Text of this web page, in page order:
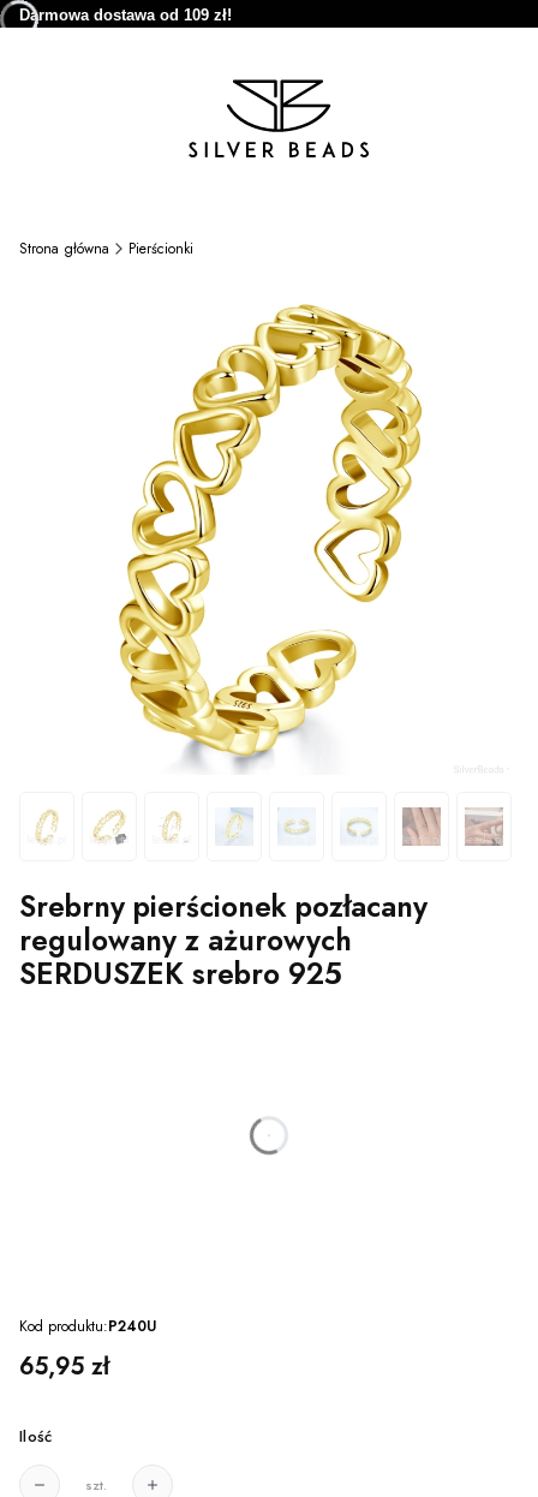
Darmowa dostawa od 109 zł!
Strona główna Pierścionki
Srebrny pierścionek pozłacany
regulowany z ażurowych
SERDUSZEK srebro 925
godzin
Kod produktu:P240U
Cena
65,95 zł
Ilość
szt.